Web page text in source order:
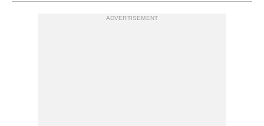
ADVERTISEMENT